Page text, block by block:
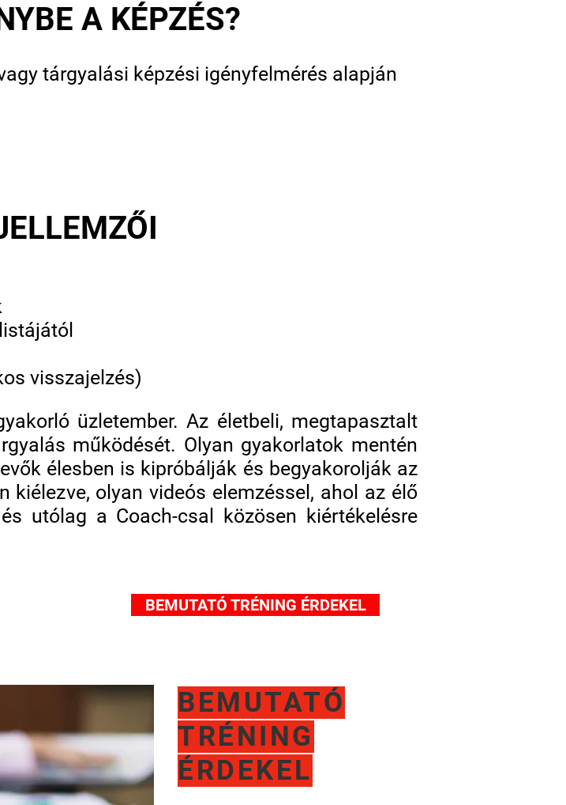
A KÉPZÉS?
tárgyalási képzési igényfelmérés alapján
visszajelzés)
üzletember. Az életbeli, megtapasztalt
működését. Olyan gyakorlatok mentén
élesben is kipróbálják és begyakorolják az
olyan videós elemzéssel, ahol az élő
utólag a Coach-csal közösen kiértékelésre
BEMUTATÓ TRÉNING ÉRDEKEL
BEMUTATÓ
TRÉNING
ÉRDEKEL